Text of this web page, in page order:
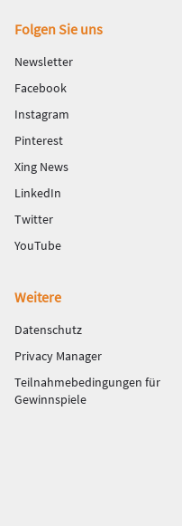
Fußbereich
Folgen Sie uns
Newsletter
Facebook
Instagram
Pinterest
Xing News
LinkedIn
Twitter
YouTube
Weitere
Datenschutz
Privacy Manager
Teilnahmebedingungen für
Gewinnspiele